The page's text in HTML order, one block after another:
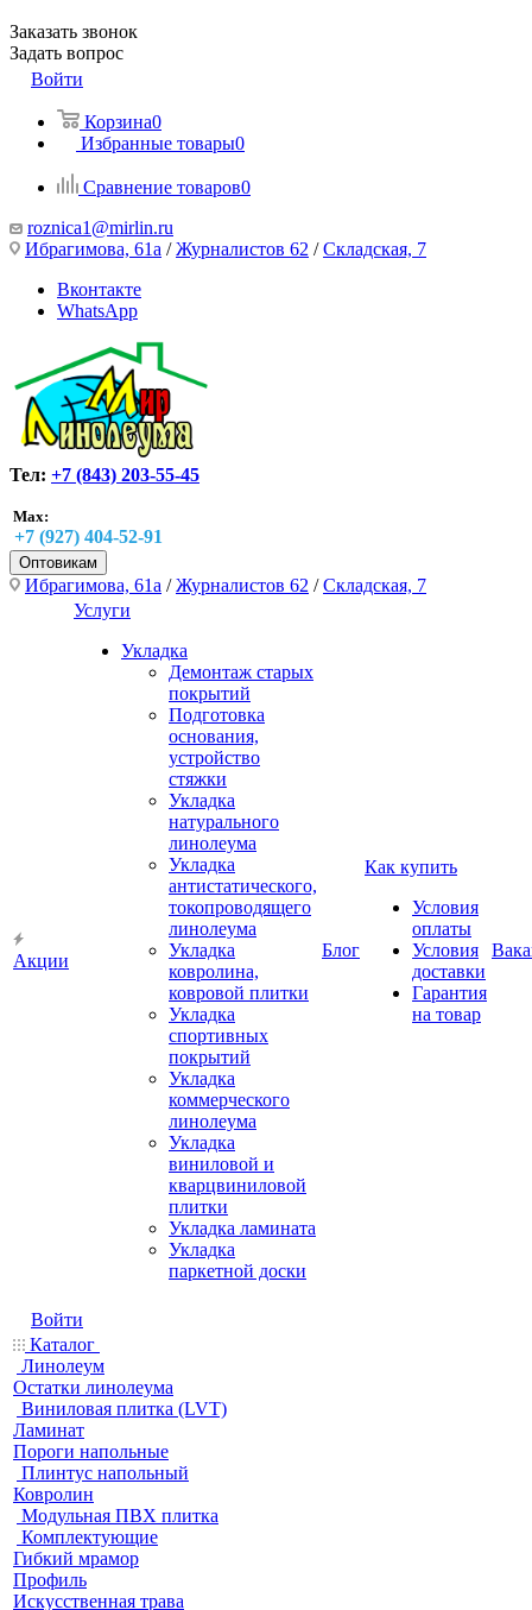
Заказать звонок
Задать вопрос
Войти
Корзина0
Избранные товары0
Сравнение товаров0
roznica1@mirlin.ru
Ибрагимова, 61а /Журналистов 62 /Складская, 7
Вконтакте
WhatsApp
Тел: +7 (843) 203-55-45
Max:
+7 (927) 404-52-91
Оптовикам
Ибрагимова, 61а /Журналистов 62 /Складская, 7
Акции
Услуги
Укладка
Демонтаж старых
покрытий
Подготовка
основания,
устройство
стяжки
Укладка
натурального
линолеума
Укладка
антистатического,
токопроводящего
линолеума
Укладка
ковролина,
ковровой плитки
Укладка
спортивных
покрытий
Укладка
коммерческого
линолеума
Укладка
виниловой и
кварцвиниловой
плитки
Укладка ламината
Укладка
паркетной доски
Блог
Как купить
Условия
оплаты
Условия
доставки
Гарантия
на товар
Войти
Каталог
Линолеум
Остатки линолеума
Виниловая плитка (LVT)
Ламинат
Пороги напольные
Плинтус напольный
Ковролин
Модульная ПВХ плитка
Комплектующие
Гибкий мрамор
Профиль
Искусственная трава